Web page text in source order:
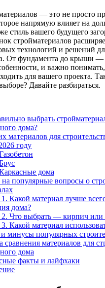
— это не просто
напрямую влияет на
стиль вашего будущего
стройматериалов
технологий и решений
От фундамента до крыши
и важно
для вашего проекта.
Давайте разбираться.
выбрать
дома?
материалов для
году
дома
популярные вопросы о
Какой материал лучше
дома?
Что выбрать — кирпич или
Какой материал
минусы популярных
сравнения материалов для
дома
факты и лайфхаки